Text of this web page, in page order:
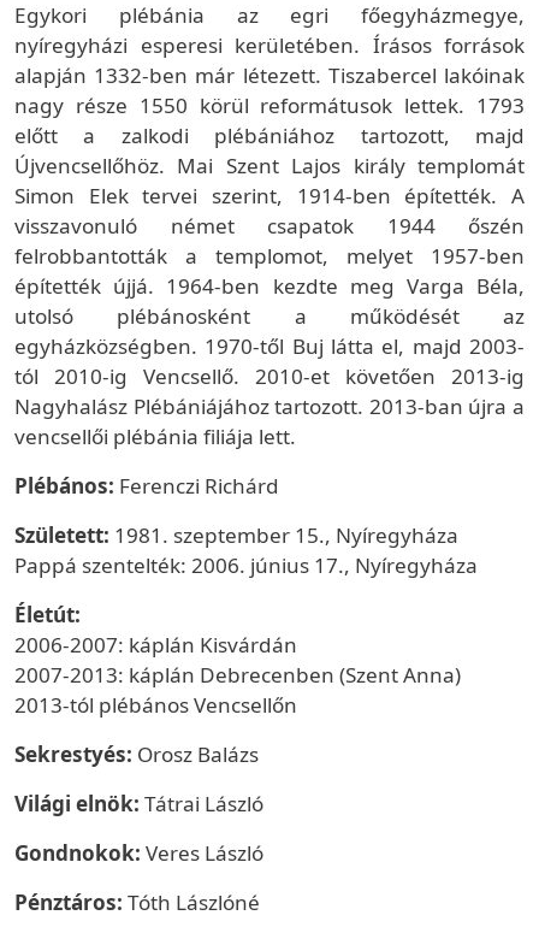
Egykori plébánia az egri főegyházmegye,
nyíregyházi esperesi kerületében. Írásos források
alapján 1332-ben már létezett. Tiszabercel lakóinak
nagy része 1550 körül reformátusok lettek. 1793
előtt a zalkodi plébániához tartozott, majd
Újvencsellőhöz. Mai Szent Lajos király templomát
Simon Elek tervei szerint, 1914-ben építették. A
visszavonuló német csapatok 1944 őszén
felrobbantották a templomot, melyet 1957-ben
építették újjá. 1964-ben kezdte meg Varga Béla,
utolsó plébánosként a működését az
egyházközségben. 1970-től Buj látta el, majd 2003-
tól 2010-ig Vencsellő. 2010-et követően 2013-ig
Nagyhalász Plébániájához tartozott. 2013-ban újra a
vencsellői plébánia filiája lett.
Plébános: Ferenczi Richárd
Született: 1981. szeptember 15., Nyíregyháza
Pappá szentelték: 2006. június 17., Nyíregyháza
Életút:
2006-2007: káplán Kisvárdán
2007-2013: káplán Debrecenben (Szent Anna)
2013-tól plébános Vencsellőn
Sekrestyés: Orosz Balázs
Világi elnök: Tátrai László
Gondnokok: Veres László
Pénztáros: Tóth Lászlóné